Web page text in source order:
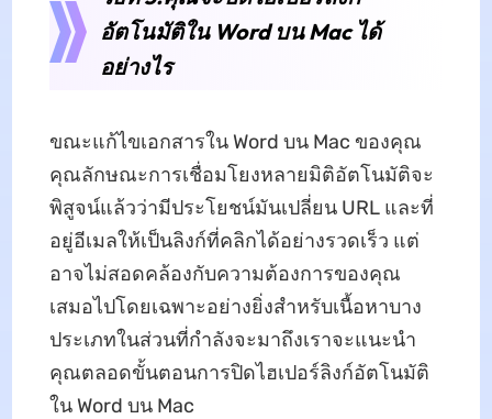
อัตโนมัติใน Word บน Mac ได้
อย่างไร
ขณะแก้ไขเอกสารใน Word บน Mac ของคุณ
คุณลักษณะการเชื่อมโยงหลายมิติอัตโนมัติจะ
พิสูจน์แล้วว่ามีประโยชน์มันเปลี่ยน URL และที่
อยู่อีเมลให้เป็นลิงก์ที่คลิกได้อย่างรวดเร็ว แต่
อาจไม่สอดคล้องกับความต้องการของคุณ
เสมอไปโดยเฉพาะอย่างยิ่งสําหรับเนื้อหาบาง
ประเภทในส่วนที่กําลังจะมาถึงเราจะแนะนํา
คุณตลอดขั้นตอนการปิดไฮเปอร์ลิงก์อัตโนมัติ
ใน Word บน Mac